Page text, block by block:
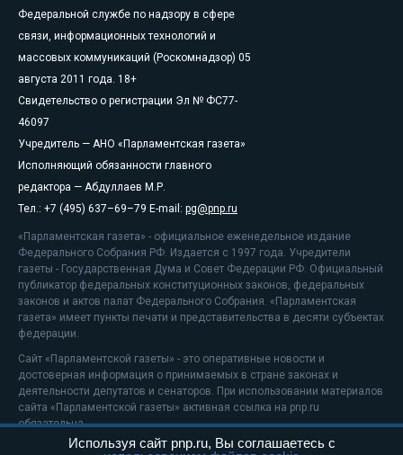
Федеральной службе по надзору в сфере
связи, информационных технологий и
массовых коммуникаций (Роскомнадзор) 05
августа 2011 года. 18+
Свидетельство о регистрации Эл № ФС77-
46097
Учредитель — АНО «Парламентская газета»
Исполняющий обязанности главного
редактора — Абдуллаев М.Р.
Тел.: +7 (495) 637–69–79 E-mail: pg@pnp.ru
«Парламентская газета» - официальное еженедельное издание
Федерального Собрания РФ. Издается с 1997 года. Учредители
газеты - Государственная Дума и Совет Федерации РФ. Официальный
публикатор федеральных конституционных законов, федеральных
законов и актов палат Федерального Собрания. «Парламентская
газета» имеет пункты печати и представительства в десяти субъектах
федерации.
Сайт «Парламентской газеты» - это оперативные новости и
достоверная информация о принимаемых в стране законах и
деятельности депутатов и сенаторов. При использовании материалов
сайта «Парламентской газеты» активная ссылка на pnp.ru
обязательна.
На информационном ресурсе применяютсярекомендательные
Используя сайт pnp.ru, Вы соглашаетесь с